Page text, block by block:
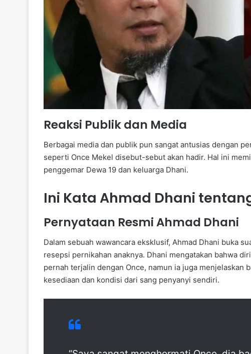
Reaksi Publik dan Media
Berbagai media dan publik pun sangat antusias dengan
seperti Once Mekel disebut-sebut akan hadir. Hal ini
penggemar Dewa 19 dan keluarga Dhani.
Ini Kata Ahmad Dhani
Pernyataan Resmi Ahmad Dhani
Dalam sebuah wawancara eksklusif, Ahmad Dhani buka
resepsi pernikahan anaknya. Dhani mengatakan bahwa
pernah terjalin dengan Once, namun ia juga menjelaskan
kesediaan dan kondisi dari sang penyanyi sendiri.